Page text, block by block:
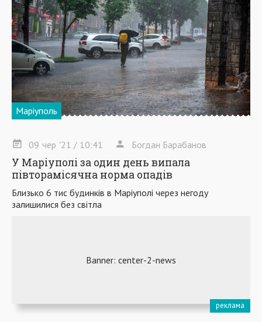
Маріуполь
09 чер '21 / 10:41 Богдан Барабанов
У Маріуполі за один день випала
півторамісячна норма опадів
Близько 6 тис будинків в Маріуполі через негоду
залишилися без світла